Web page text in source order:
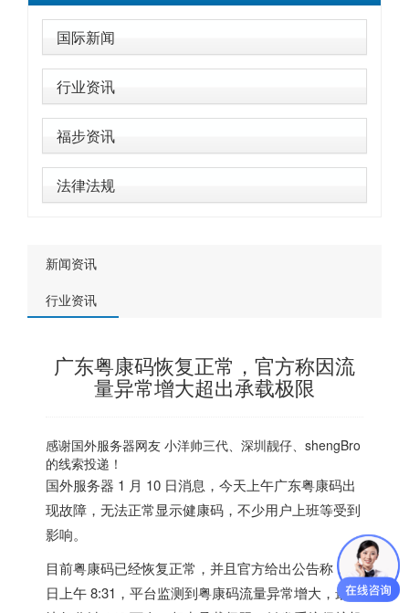
国际新闻
行业资讯
福步资讯
法律法规
新闻资讯
行业资讯
广东粤康码恢复正常，官方称因流
量异常增大超出承载极限
感谢国外服务器网友 小洋帅三代、深圳靓仔、shengBro
的线索投递！
国外服务器 1 月 10 日消息，今天上午广东粤康码出
现故障，无法正常显示健康码，不少用户上班等受到
影响。
目前粤康码已经恢复正常，并且官方给出公告称，10
日上午 8:31， 平台监测到粤康码流量异常增大，最高